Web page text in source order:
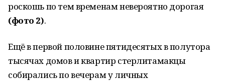
роскошь по тем временам невероятно дорогая
(фото 2).
Ещё в первой половине пятидесятых в полутора
тысячах домов и квартир стерлитамакцы
собирались по вечерам у личных